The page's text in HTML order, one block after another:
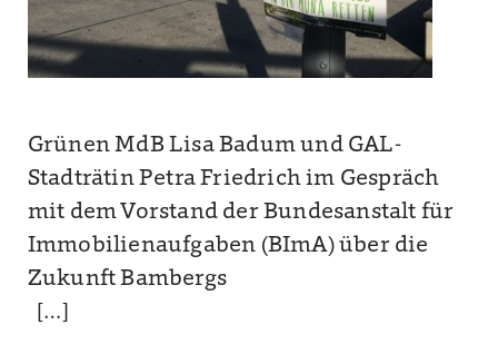
Grünen MdB Lisa Badum und GAL-
Stadträtin Petra Friedrich im Gespräch
mit dem Vorstand der Bundesanstalt für
Immobilienaufgaben (BImA) über die
Zukunft Bambergs
[…]